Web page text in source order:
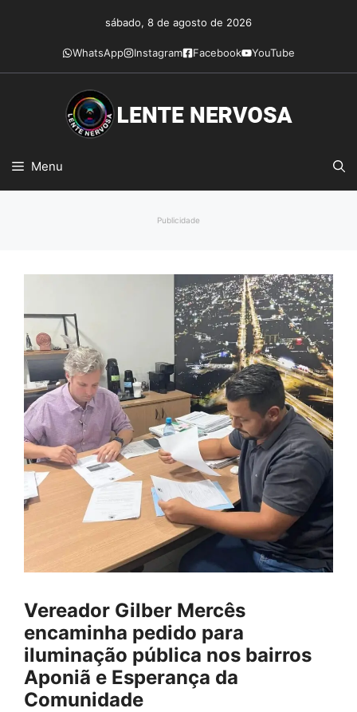
conteúdo
sábado, 8 de agosto de 2026
WhatsApp Instagram Facebook YouTube
Menu
Publicidade
Vereador Gilber Mercês
encaminha pedido para
iluminação pública nos bairros
Aponiã e Esperança da
Comunidade